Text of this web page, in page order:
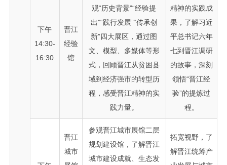
下午
14:30-
16:30
晋江
经验
馆
观“历史背景”“经验提
出”“践行发展”“传承创
新”四大展区，通过图
文、模型、多媒体等形
式，回顾晋江从贫困县
域到经济强市的转型历
程，感受晋江精神的实
践力量。
精神的实践成
果，了解习近
平总书记六年
七到晋江调研
的故事，深刻
领悟“晋江经
验”的提炼过
程。
晋江
城市
参观晋江城市展馆二层
规划建设馆，了解晋江
城市建设成就、生态发
拓宽视野，了
解晋江统筹产